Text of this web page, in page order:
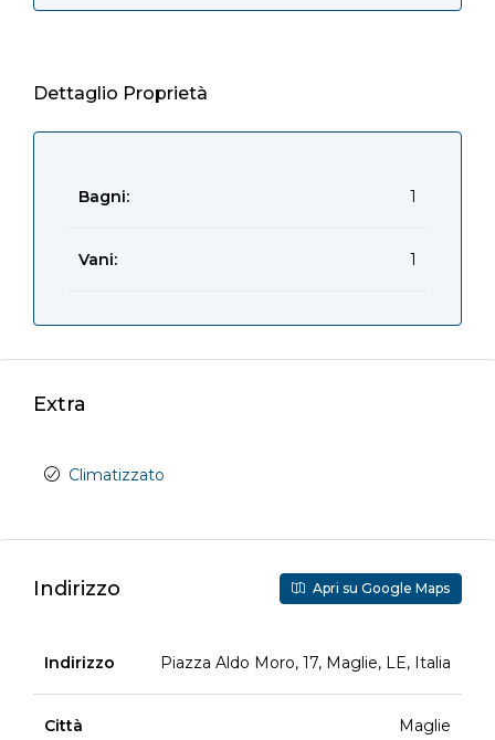
Dettaglio Proprietà
Bagni: 1
Vani: 1
Extra
Climatizzato
Indirizzo Apri su Google Maps
Indirizzo Piazza Aldo Moro, 17, Maglie, LE, Italia
Città Maglie